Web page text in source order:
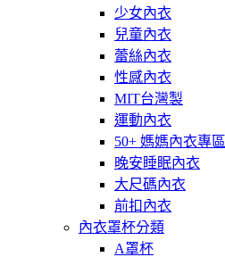
少女內衣
兒童內衣
蕾絲內衣
性感內衣
MIT台灣製
運動內衣
50+ 媽媽內衣專區
晚安睡眠內衣
大尺碼內衣
前扣內衣
內衣罩杯分類
A罩杯